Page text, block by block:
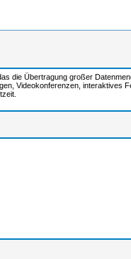
die Übertragung großer
Videokonferenzen, interaktives